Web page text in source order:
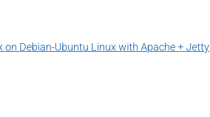
on Debian-Ubuntu Linux with Apache + Jetty